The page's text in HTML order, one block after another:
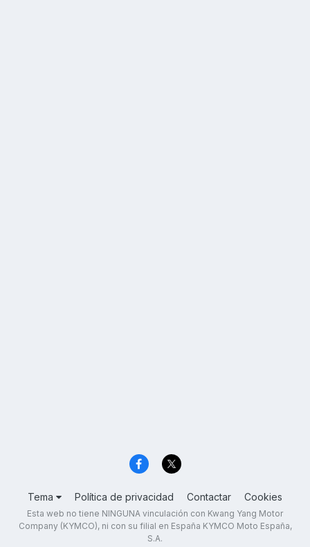
Tema Política de privacidad Contactar Cookies
Esta web no tiene NINGUNA vinculación con Kwang Yang Motor
Company (KYMCO), ni con su filial en España KYMCO Moto España,
S.A.